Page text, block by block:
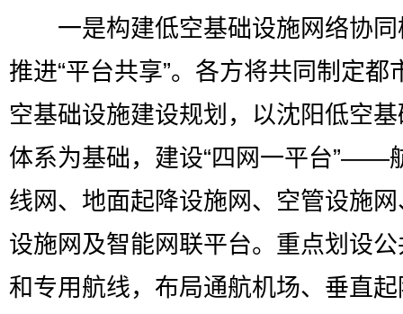
一是构建低空基础设施网络协同
推进“平台共享”。各方将共同制定都
空基础设施建设规划，以沈阳低空
体系为基础，建设“四网一平台”——
线网、地面起降设施网、空管设施
设施网及智能网联平台。重点划设
和专用航线，布局通航机场、垂直